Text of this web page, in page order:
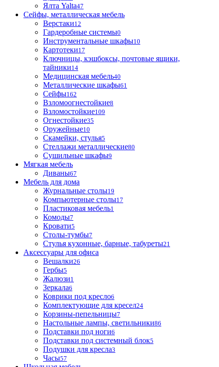
Ялта Yalta47
Сейфы, металлическая мебель
Верстаки12
Гардеробные системы0
Инструментальные шкафы10
Картотеки17
Ключницы, кэшбоксы, почтовые ящики,
тайники14
Медицинская мебель40
Металлические шкафы61
Сейфы162
Взломоогнестойкие8
Взломостойкие109
Огнестойкие35
Оружейные10
Скамейки, стулья5
Стеллажи металлические80
Сушильные шкафы9
Мягкая мебель
Диваны67
Мебель для дома
Журнальные столы19
Компьютерные столы17
Пластиковая мебель1
Комоды7
Кровати5
Столы-тумбы7
Стулья кухонные, барные, табуреты21
Аксессуары для офиса
Вешалки26
Гербы5
Жалюзи1
Зеркала6
Коврики под кресло6
Комплектующие для кресел24
Корзины-пепельницы7
Настольные лампы, светильники86
Подставки под ноги6
Подставки под системный блок5
Подушки для кресла3
Часы57